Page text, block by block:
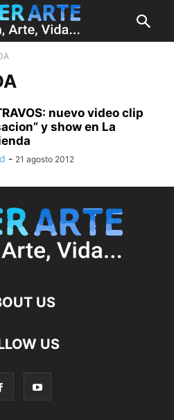
nuevo video clip
y show en La
- 21 agosto 2012
US
US